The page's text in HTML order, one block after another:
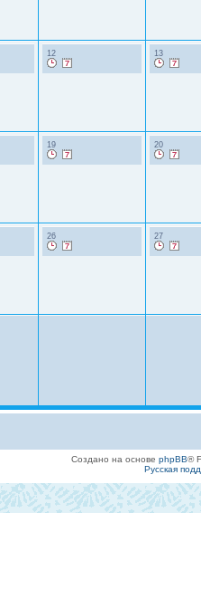
12 13
19 20
26 27
Создано на основе phpBB®
Русская